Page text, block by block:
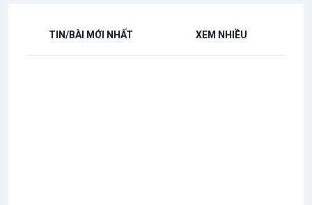
TIN/BÀI MỚI NHẤT XEM NHIỀU